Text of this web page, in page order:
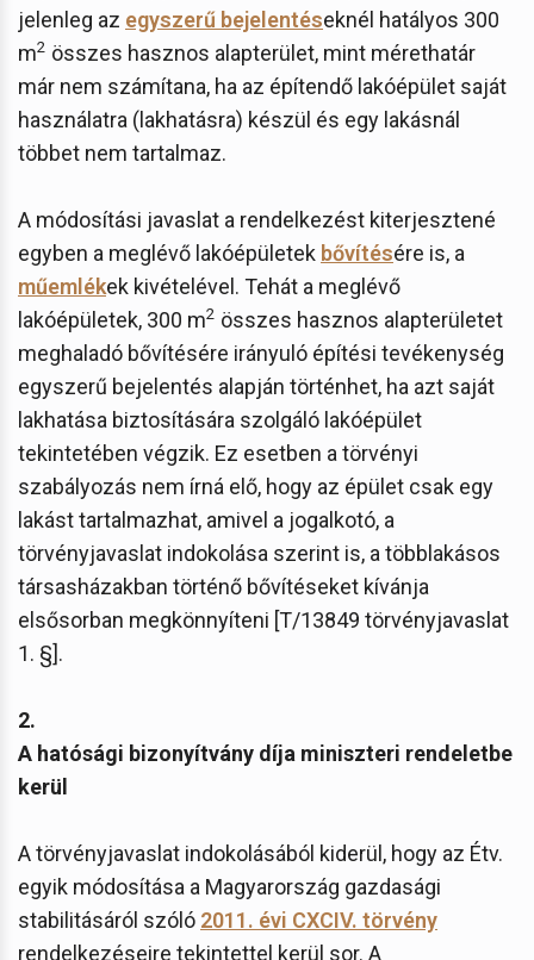
jelenleg az egyszerű bejelentéseknél hatályos 300
m2 összes hasznos alapterület, mint mérethatár
már nem számítana, ha az építendő lakóépület saját
használatra (lakhatásra) készül és egy lakásnál
többet nem tartalmaz.
A módosítási javaslat a rendelkezést kiterjesztené
egyben a meglévő lakóépületek bővítésére is, a
műemlékek kivételével. Tehát a meglévő
lakóépületek, 300 m2 összes hasznos alapterületet
meghaladó bővítésére irányuló építési tevékenység
egyszerű bejelentés alapján történhet, ha azt saját
lakhatása biztosítására szolgáló lakóépület
tekintetében végzik. Ez esetben a törvényi
szabályozás nem írná elő, hogy az épület csak egy
lakást tartalmazhat, amivel a jogalkotó, a
törvényjavaslat indokolása szerint is, a többlakásos
társasházakban történő bővítéseket kívánja
elsősorban megkönnyíteni [T/13849 törvényjavaslat
1. §].
2.
A hatósági bizonyítvány díja miniszteri rendeletbe
kerül
A törvényjavaslat indokolásából kiderül, hogy az Étv.
egyik módosítása a Magyarország gazdasági
stabilitásáról szóló 2011. évi CXCIV. törvény
rendelkezéseire tekintettel kerül sor. A